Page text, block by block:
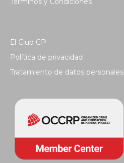
El Club CP
Política de privacidad
Tratamiento de datos personales